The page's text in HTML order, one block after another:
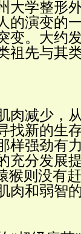
大学整形
的演变的
变。大约
祖先与其
肉减少，
找新的生
样强劲有
充分发展
猴则没有
肉和弱智